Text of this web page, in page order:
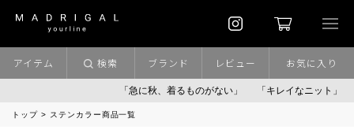
「急に秋、着るものがない」 「キレイなニット」 ポイン
アイテム 検索 ブランド レビュー お気に入り
トップ ステンカラー商品一覧